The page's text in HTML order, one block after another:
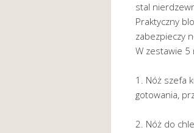
stal
Praktyczny
zabezpieczy
W zestawie 5
1. Nóż szefa
gotowania,
2. Nóż do